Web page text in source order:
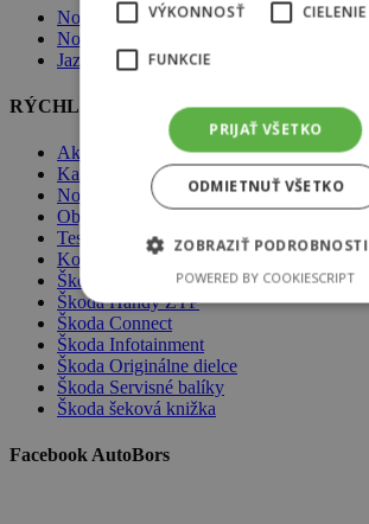
Nové vozidlá Škoda
Nové vozidlá skladom
Jazdené vozidlá skladom
RÝCHLA NAVIGÁCIA
Akcie
Kariéra
Novinky
Objednávka do servisu
Testovacia jazda
Komplexné poistenie
Škoda Assistance
Škoda Handy ZŤP
Škoda Connect
Škoda Infotainment
Škoda Originálne dielce
Škoda Servisné balíky
Škoda šeková knižka
Facebook AutoBors
VÝKONNOSŤ CIELENIE
FUNKCIE
PRIJAŤ VŠETKO
ODMIETNUŤ VŠETKO
ZOBRAZIŤ PODROBNOSTI
POWERED BY COOKIESCRIPT